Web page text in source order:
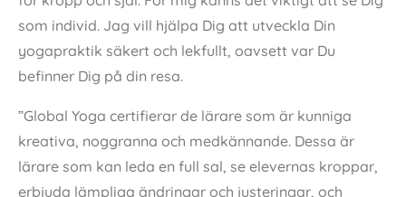
som individ. Jag vill hjälpa Dig att utveckla Din
yogapraktik säkert och lekfullt, oavsett var Du
befinner Dig på din resa.
”Global Yoga certifierar de lärare som är kunniga
kreativa, noggranna och medkännande. Dessa är
lärare som kan leda en full sal, se elevernas kroppar,
erbjuda lämpliga ändringar och justeringar, och